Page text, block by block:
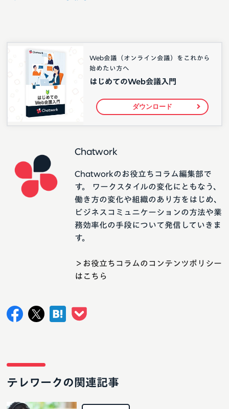
Web会議（オンライン会議）をこれから
始めたい方へ
はじめてのWeb会議入門
ダウンロード
Chatwork
Chatworkのお役立ちコラム編集部で
す。 ワークスタイルの変化にともなう、
働き方の変化や組織のあり方をはじめ、
ビジネスコミュニケーションの方法や業
務効率化の手段について発信していきま
す。
＞お役立ちコラムのコンテンツポリシー
はこちら
テレワークの関連記事